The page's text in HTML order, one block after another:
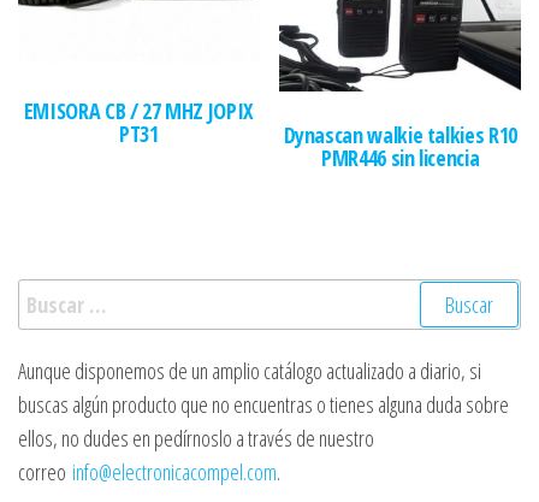
EMISORA CB / 27 MHZ JOPIX
PT31 Dynascan walkie talkies R10
PMR446 sin licencia
Buscar:
Aunque disponemos de un amplio catálogo actualizado a diario, si
buscas algún producto que no encuentras o tienes alguna duda sobre
ellos, no dudes en pedírnoslo a través de nuestro
correo info@electronicacompel.com.